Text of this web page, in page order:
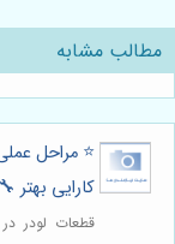
مطالب مشابه
⭐️ مراحل
کارایی بهتر 🔧
قطعات لودر